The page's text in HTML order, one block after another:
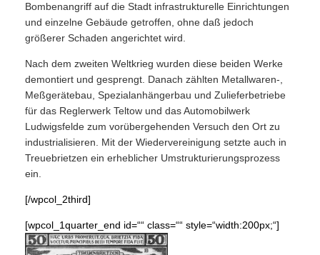
Bombenangriff auf die Stadt infrastrukturelle Einrichtungen
und einzelne Gebäude getroffen, ohne daß jedoch
größerer Schaden angerichtet wird.
Nach dem zweiten Weltkrieg wurden diese beiden Werke
demontiert und gesprengt. Danach zählten Metallwaren-,
Meßgerätebau, Spezialanhängerbau und Zulieferbetriebe
für das Reglerwerk Teltow und das Automobilwerk
Ludwigsfelde zum vorübergehenden Versuch den Ort zu
industrialisieren. Mit der Wiedervereinigung setzte auch in
Treuebrietzen ein erheblicher Umstrukturierungsprozess
ein.
[/wpcol_2third]
[wpcol_1quarter_end id=““ class=““ style=“width:200px;“]